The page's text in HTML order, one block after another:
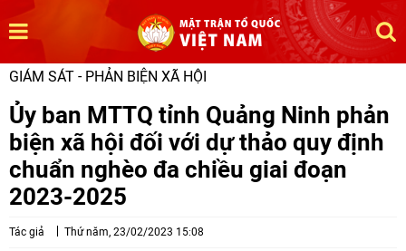
GIÁM SÁT - PHẢN BIỆN XÃ HỘI
Ủy ban MTTQ tỉnh Quảng Ninh phản
biện xã hội đối với dự thảo quy định
chuẩn nghèo đa chiều giai đoạn
2023-2025
Tác giả Thứ năm, 23/02/2023 15:08